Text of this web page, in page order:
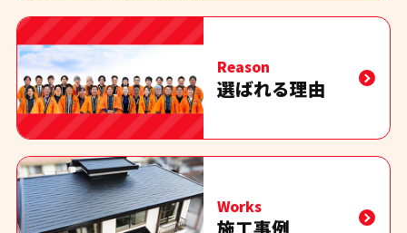
Reason
選ばれる理由
Works